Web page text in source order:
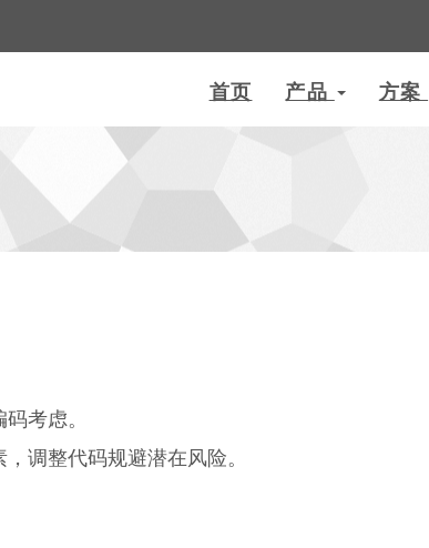
首页 产品 方案
考虑。
调整代码规避潜在风险。